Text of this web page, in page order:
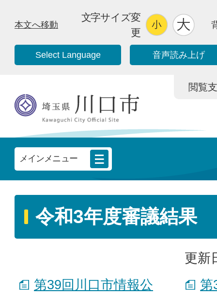
本文へ移動
文字サイズ変
更
Select Language 音声読み上げ
閲覧
メインメニュー
令和3年度審議結果
更新
第39回川口市情報公
第